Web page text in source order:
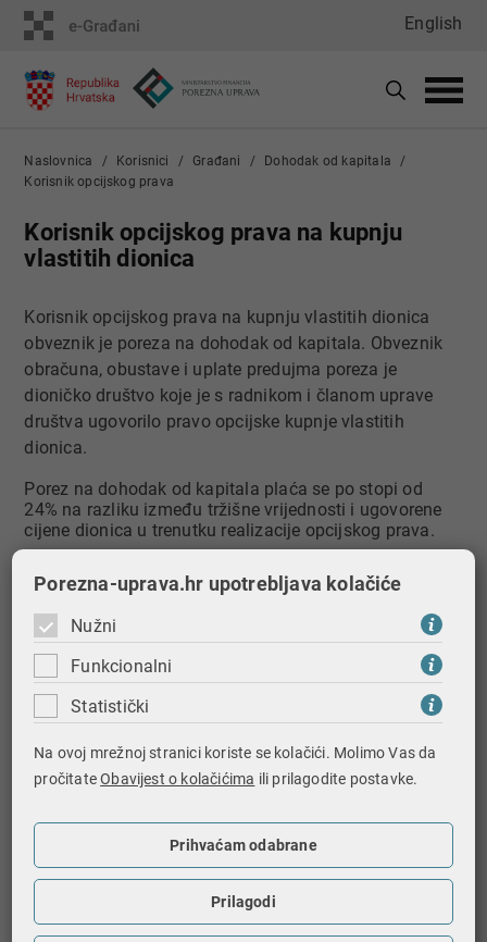
English
Naslovnica Korisnici Građani
Dohodak od kapitala
Korisnik opcijskog prava
Korisnik opcijskog prava na kupnju
vlastitih dionica
Korisnik opcijskog prava na kupnju vlastitih dionica
obveznik je poreza na dohodak od kapitala. Obveznik
obračuna, obustave i uplate predujma poreza je
dioničko društvo koje je s radnikom i članom uprave
društva ugovorilo pravo opcijske kupnje vlastitih
dionica.
Porez na dohodak od kapitala plaća se po stopi od
24% na razliku između tržišne vrijednosti i ugovorene
cijene dionica u trenutku realizacije opcijskog prava.
prijavu poreza na dohodak niti se za taj dohodak može
provesti poseban postupak utvrđivanja godišnjeg
poreza na dohodak.
Dohodak od kapitala​
Print this page
Porezna-uprava.hr upotrebljava kolačiće
Nužni
Funkcionalni
Statistički
Na ovoj mrežnoj stranici koriste se kolačići. Molimo Vas da
pročitateObavijest o kolačićima ili prilagodite postavke.
Prihvaćam odabrane
Prilagodi